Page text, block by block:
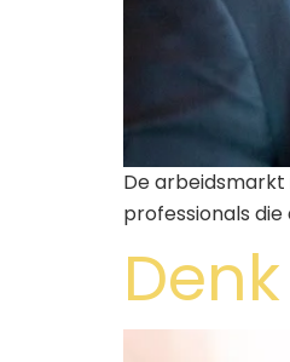
De arbeidsmarkt
professionals die